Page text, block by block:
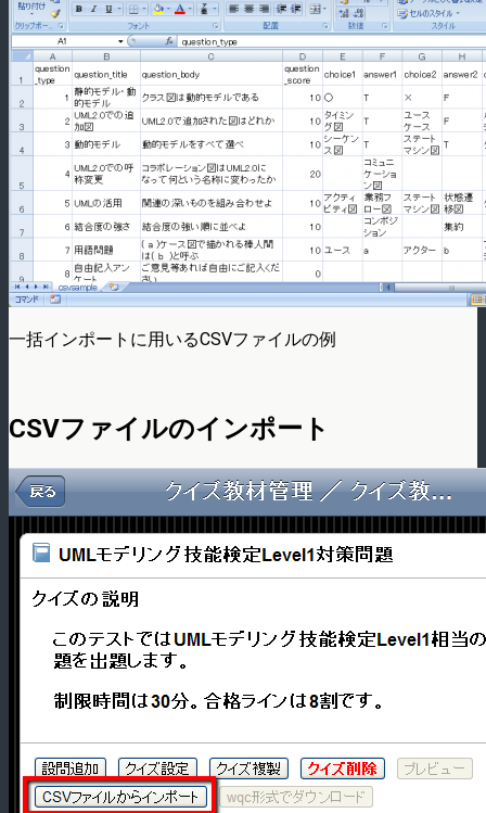
一括インポートに用いるCSVファイルの例
CSVファイルのインポート